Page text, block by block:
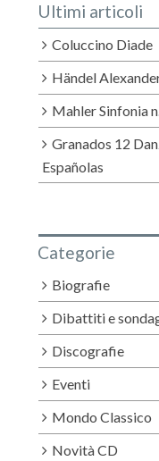
Ultimi articoli
Coluccino Diade
Händel
Mahler Sinfonia
Granados 12
Españolas
Categorie
Biografie
Dibattiti e
Discografie
Eventi
Mondo Classico
Novità CD